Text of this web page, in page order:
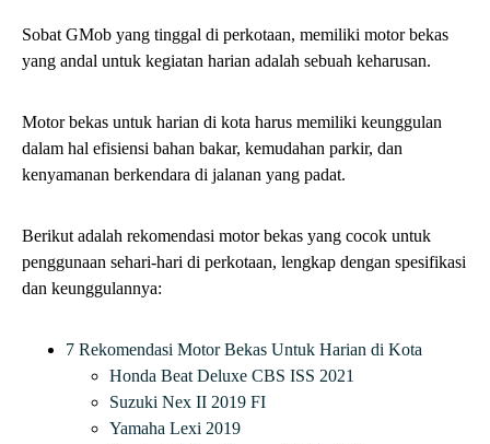
Sobat GMob yang tinggal di perkotaan, memiliki motor bekas
yang andal untuk kegiatan harian adalah sebuah keharusan.
Motor bekas untuk harian di kota harus memiliki keunggulan
dalam hal efisiensi bahan bakar, kemudahan parkir, dan
kenyamanan berkendara di jalanan yang padat.
Berikut adalah rekomendasi motor bekas yang cocok untuk
penggunaan sehari-hari di perkotaan, lengkap dengan spesifikasi
dan keunggulannya:
7 Rekomendasi Motor Bekas Untuk Harian di Kota
Honda Beat Deluxe CBS ISS 2021
Suzuki Nex II 2019 FI
Yamaha Lexi 2019